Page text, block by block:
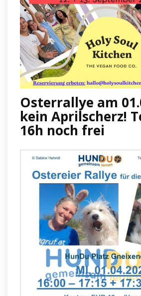
Osterrallye am
kein Aprilscherz!
16h noch frei